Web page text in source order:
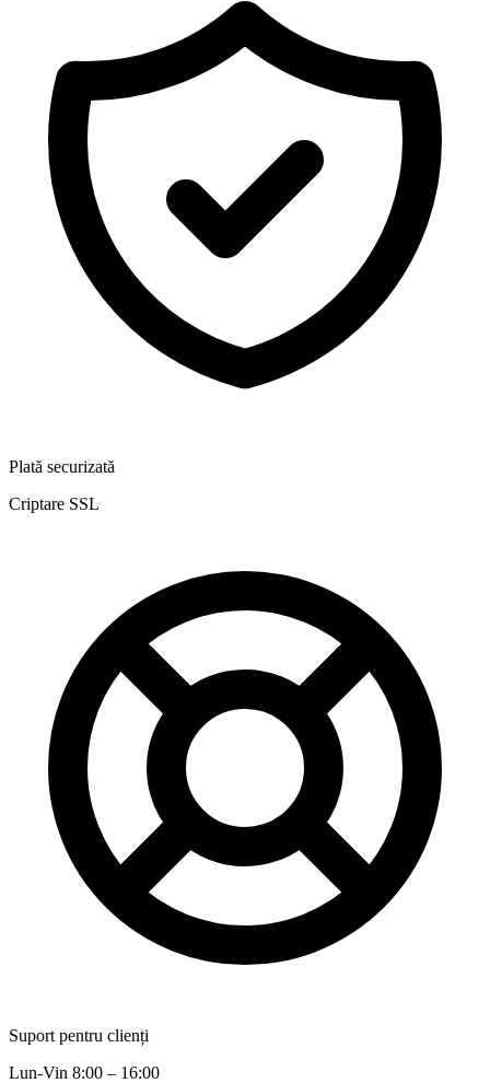
Plată securizată
Criptare SSL
Suport pentru clienți
Lun-Vin 8:00 – 16:00